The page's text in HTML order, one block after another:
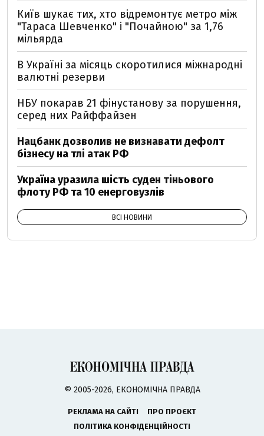
Київ шукає тих, хто відремонтує метро між
"Тараса Шевченко" і "Почайною" за 1,76
мільярда
В Україні за місяць скоротилися міжнародні
валютні резерви
НБУ покарав 21 фінустанову за порушення,
серед них Райффайзен
Нацбанк дозволив не визнавати дефолт
бізнесу на тлі атак РФ
Україна уразила шість суден тіньового
флоту РФ та 10 енерговузлів
ВСІ НОВИНИ
© 2005-2026, ЕКОНОМІЧНА ПРАВДА
РЕКЛАМА НА САЙТІ
ПРО ПРОЄКТ
ПОЛІТИКА КОНФІДЕНЦІЙНОСТІ